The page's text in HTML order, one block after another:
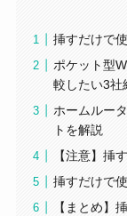
挿すだけで
ポケット型
較したい3社
ホームルー
トを解説
【注意】挿
挿すだけで
【まとめ】